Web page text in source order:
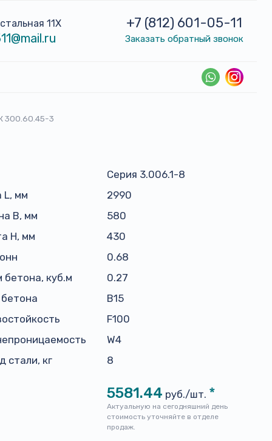
11Х +7 (812) 601-05-11
Заказать обратный звонок
300.60.45-3
Серия 3.006.1-8
L, мм
2990
B, мм
580
H, мм
430
0.68
бетона, куб.м
0.27
В15
F100
W4
стали, кг
8
5581.44 руб./шт. *
Актуальную на сегодняшний день
стоимость уточняйте в отделе
продаж.